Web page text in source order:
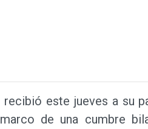
este jueves a su
de una cumbre